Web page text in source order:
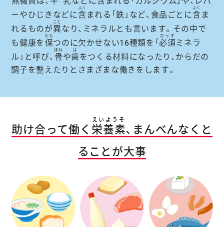
ーやひじきなどに含
ふく
まれる「鉄」など、食品ごとに含
ふく
ま
れるものが異
こと
なり、ミネラルとも言います。その中で
も健康を 保
たも
つのに欠かせない16種類を「必須
ひっす
ミネラ
ル」と呼び、 骨
ほね
や歯
は
をつくる材料になったり、からだの
調子を整えたりとさまざまな働きをします。
助け合って働く 栄養素
えいようそ
、まんべんなくと
ることが大事